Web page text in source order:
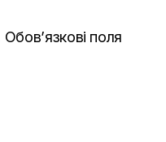
Обов’язкові поля